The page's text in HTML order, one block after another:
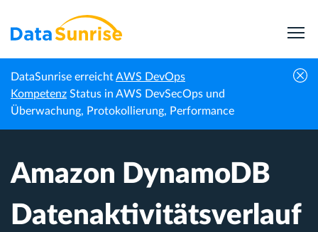
DataSunrise erreichtAWS DevOps
Kompetenz Status in AWS DevSecOps und
Überwachung, Protokollierung, Performance
Startseite Wissenszentrum Amazon DynamoDB Datenaktivitätsverlauf
Amazon DynamoDB
Datenaktivitätsverlauf